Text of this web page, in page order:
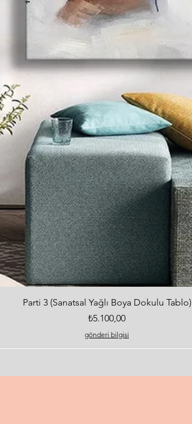
Hızlı Bakış
Parti 3 (Sanatsal Yağlı Boya Dokulu Tablo)
Fiyat
₺5.100,00
gönderi bilgisi